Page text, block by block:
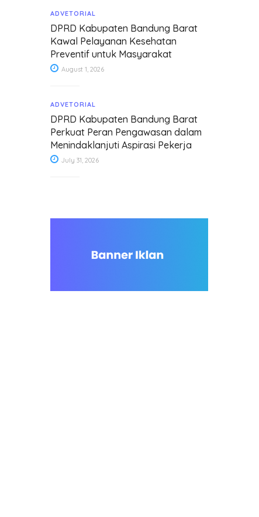
ADVETORIAL
DPRD Kabupaten Bandung Barat
Kawal Pelayanan Kesehatan
Preventif untuk Masyarakat
August 1, 2026
ADVETORIAL
DPRD Kabupaten Bandung Barat
Perkuat Peran Pengawasan dalam
Menindaklanjuti Aspirasi Pekerja
July 31, 2026